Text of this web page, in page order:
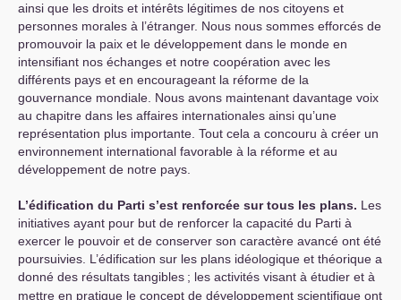
ainsi que les droits et intérêts légitimes de nos citoyens et
personnes morales à l’étranger. Nous nous sommes efforcés de
promouvoir la paix et le développement dans le monde en
intensifiant nos échanges et notre coopération avec les
différents pays et en encourageant la réforme de la
gouvernance mondiale. Nous avons maintenant davantage voix
au chapitre dans les affaires internationales ainsi qu’une
représentation plus importante. Tout cela a concouru à créer un
environnement international favorable à la réforme et au
développement de notre pays.
L’édification du Parti s’est renforcée sur tous les plans. Les
initiatives ayant pour but de renforcer la capacité du Parti à
exercer le pouvoir et de conserver son caractère avancé ont été
poursuivies. L’édification sur les plans idéologique et théorique a
donné des résultats tangibles ; les activités visant à étudier et à
mettre en pratique le concept de développement scientifique ont